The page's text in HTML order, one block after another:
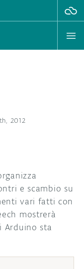
2012
e scambio su
vari fatti con
mostrerà
Arduino sta